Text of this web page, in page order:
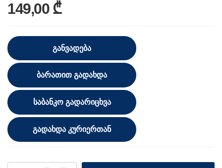
149,00 ₾
ᲒᲐᲜᲕᲐᲓᲔᲑᲐ
ᲑᲐᲠᲐᲗᲘᲗ ᲒᲐᲓᲐᲮᲓᲐ
ᲡᲐᲑᲐᲜᲙᲝ ᲒᲐᲓᲐᲠᲘᲪᲮᲕᲐ
ᲒᲐᲓᲐᲮᲓᲐ ᲙᲣᲠᲘᲔᲠᲗᲐᲜ